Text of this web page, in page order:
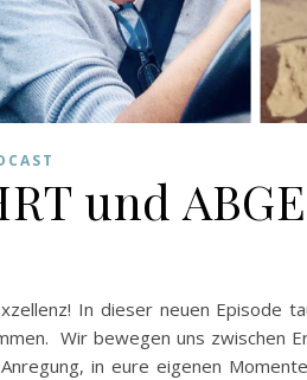
und
In dieser neuen Episode
Wir bewegen uns zwischen
in eure eigenen Momente